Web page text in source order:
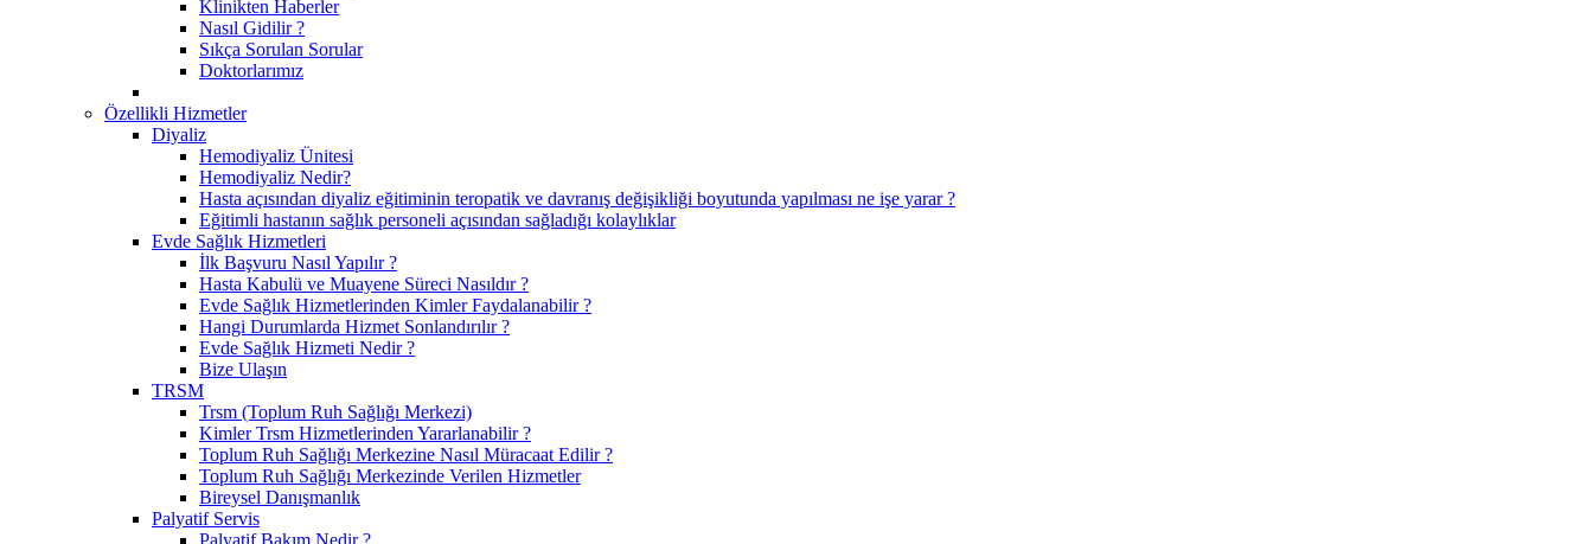
Klinikten Haberler
Nasıl Gidilir ?
Sıkça Sorulan Sorular
Doktorlarımız
Özellikli Hizmetler
Diyaliz
Hemodiyaliz Ünitesi
Hemodiyaliz Nedir?
Hasta açısından diyaliz eğitiminin teropatik ve davranış değişikliği boyutunda yapılması ne işe yarar ?
Eğitimli hastanın sağlık personeli açısından sağladığı kolaylıklar
Evde Sağlık Hizmetleri
İlk Başvuru Nasıl Yapılır ?
Hasta Kabulü ve Muayene Süreci Nasıldır ?
Evde Sağlık Hizmetlerinden Kimler Faydalanabilir ?
Hangi Durumlarda Hizmet Sonlandırılır ?
Evde Sağlık Hizmeti Nedir ?
Bize Ulaşın
TRSM
Trsm (Toplum Ruh Sağlığı Merkezi)
Kimler Trsm Hizmetlerinden Yararlanabilir ?
Toplum Ruh Sağlığı Merkezine Nasıl Müracaat Edilir ?
Toplum Ruh Sağlığı Merkezinde Verilen Hizmetler
Bireysel Danışmanlık
Palyatif Servis
Palyatif Bakım Nedir ?